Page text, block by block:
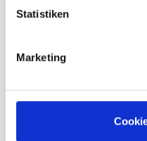
Statistiken
Marketing
Ventilation und
Gleichmässiges